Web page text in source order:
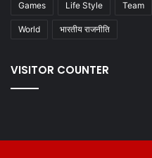
Games Life Style Team
World भारतीय राजनीति
VISITOR COUNTER